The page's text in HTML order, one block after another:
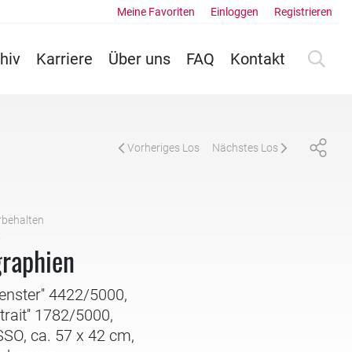
Karriere Über uns FAQ Kontakt
Meine Favoriten Einloggen Registrieren
Vorheriges Los Nächstes Los
4422/5000,
1782/5000,
ca. 57 x 42 cm,